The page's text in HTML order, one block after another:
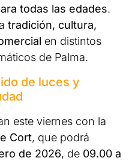
todas las edades.
tradición, cultura,
en distintos
de Palma.
de luces y
este viernes con la
Cort, que podrá
de 2026, de 09.00 a